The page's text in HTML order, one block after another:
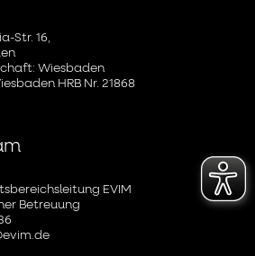
Str. 16,
Wiesbaden
HRB Nr. 21868
EVIM
Betreuung